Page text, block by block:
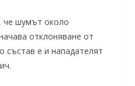
че шумът около
отклоняване от
състав е и нападателят